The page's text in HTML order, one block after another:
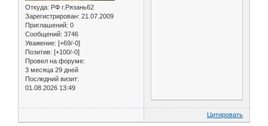
Откуда: РФ г.Рязань62
Зарегистрирован: 21.07.2009
Приглашений: 0
Сообщений: 3746
Уважение: [+69/-0]
Позитив: [+100/-0]
Провел на форуме:
3 месяца 29 дней
Последний визит:
01.08.2026 13:49
Цитировать